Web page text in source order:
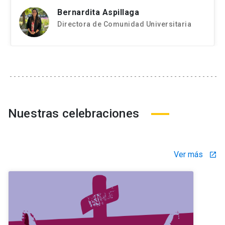
Bernardita Aspillaga
Directora de Comunidad Universitaria
Nuestras celebraciones
Ver más launch